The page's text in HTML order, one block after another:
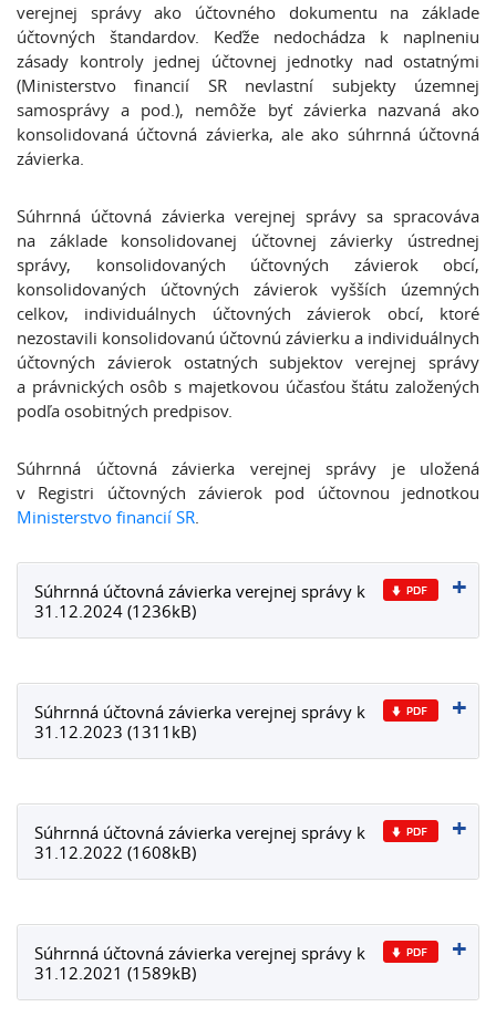
verejnej správy ako účtovného dokumentu na základe
účtovných štandardov. Keďže nedochádza k naplneniu
zásady kontroly jednej účtovnej jednotky nad ostatnými
(Ministerstvo financií SR nevlastní subjekty územnej
samosprávy a pod.), nemôže byť závierka nazvaná ako
konsolidovaná účtovná závierka, ale ako súhrnná účtovná
závierka.
Súhrnná účtovná závierka verejnej správy sa spracováva
na základe konsolidovanej účtovnej závierky ústrednej
správy, konsolidovaných účtovných závierok obcí,
konsolidovaných účtovných závierok vyšších územných
celkov, individuálnych účtovných závierok obcí, ktoré
nezostavili konsolidovanú účtovnú závierku a individuálnych
účtovných závierok ostatných subjektov verejnej správy
a právnických osôb s majetkovou účasťou štátu založených
podľa osobitných predpisov.
Súhrnná účtovná závierka verejnej správy je uložená
v Registri účtovných závierok pod účtovnou jednotkou
Ministerstvo financií SR.
Súhrnná účtovná závierka verejnej správy k
31.12.2024 (1236kB)
Súhrnná účtovná závierka verejnej správy k
31.12.2023 (1311kB)
Súhrnná účtovná závierka verejnej správy k
31.12.2022 (1608kB)
Súhrnná účtovná závierka verejnej správy k
31.12.2021 (1589kB)